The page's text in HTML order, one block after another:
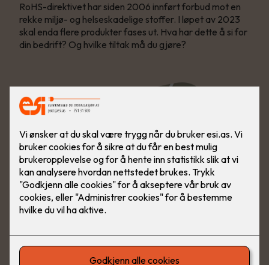
RoHS-direktivet har siden 2006 innført forbud mot en
rekke miljø- og helseskadelige stoffer. I løpet av 2023
skal enda flere produkter fases ut. Hva har dette å si for
din bedrift? Og hvilke tiltak må du gjøre?